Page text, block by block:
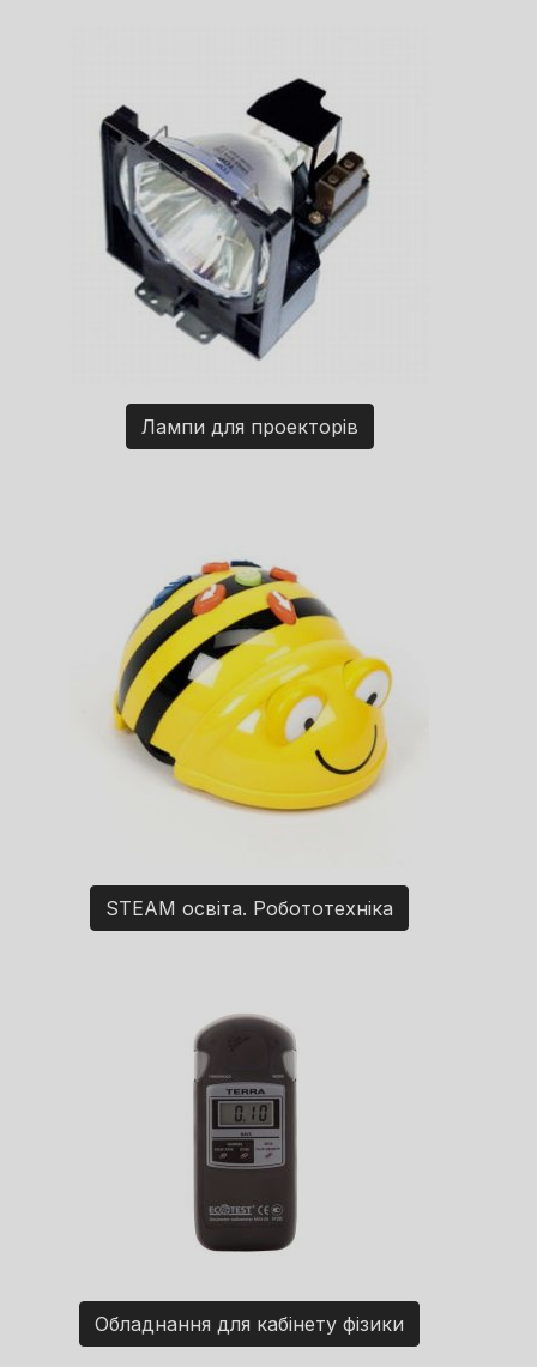
Лампи для проекторів
STEAM освіта. Робототехніка
Обладнання для кабінету фізики